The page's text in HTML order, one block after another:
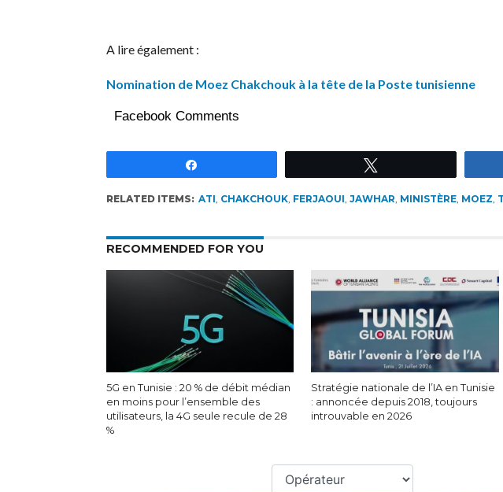
A lire également :
Nomination de Moez Chakchouk à la tête de la Poste tunisienne
Facebook Comments
RELATED ITEMS: ATI, CHAKCHOUK, FERJAOUI, JAWHAR, MINISTÈRE, MOEZ,
RECOMMENDED FOR YOU
5G en Tunisie : 20 % de débit médian
en moins pour l’ensemble des
utilisateurs, la 4G seule recule de 28
%
Stratégie nationale de l’IA en Tunisie
: annoncée depuis 2018, toujours
introuvable en 2026